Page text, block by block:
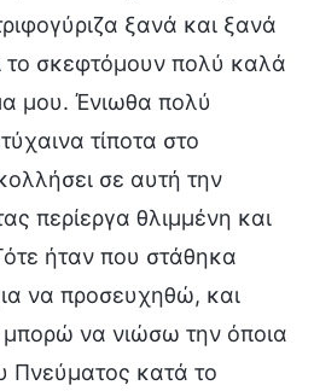
ξανά και ξανά
το σκεφτόμουν πολύ καλά
μου. Ένιωθα πολύ
τίποτα στο
σε αυτή την
περίεργα θλιμμένη και
ήταν που στάθηκα
να προσευχηθώ, και
να νιώσω την όποια
Πνεύματος κατά το